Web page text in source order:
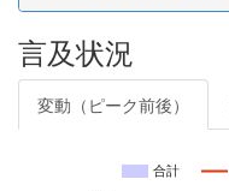
言及状況
変動（ピーク前後）
合計